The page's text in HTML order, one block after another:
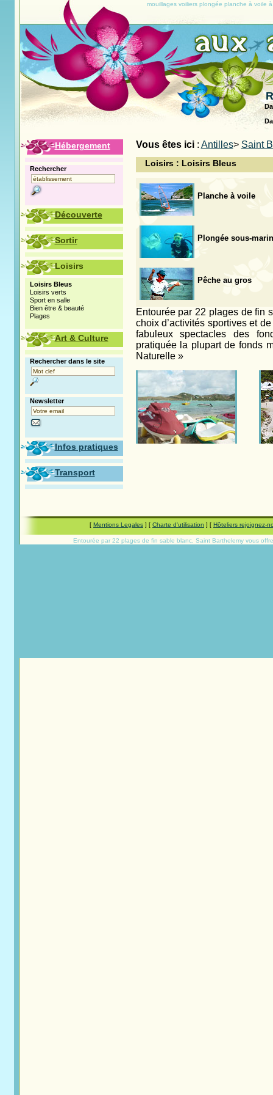
mouillages voiliers plongée planche à voile
Vous êtes ici: Antilles> Saint
Loisirs : Loisirs Bleus
Planche à voile
Plongée sous-
Pêche au gros
Entourée par 22 plages de fin
choix d’activités sportives et
fabuleux spectacles des
pratiquée la plupart de fonds
Naturelle »
Hébergement
Rechercher
Découverte
Sortir
Loisirs
Loisirs Bleus
Loisirs verts
Sport en salle
Bien être & beauté
Plages
Art & Culture
Rechercher dans le site
Newsletter
Infos pratiques
Transport
[ Mentions Legales ] [ Charte d'utilisation ] [ Hôteliers rejoignez-
Entourée par 22 plages de fin sable blanc, Saint Barthelemy vous